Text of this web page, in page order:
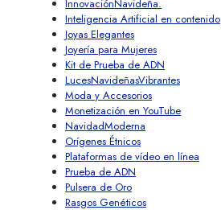
InnovaciónNavideña.
Inteligencia Artificial en contenido
Joyas Elegantes
Joyería para Mujeres
Kit de Prueba de ADN
LucesNavideñasVibrantes
Moda y Accesorios
Monetización en YouTube
NavidadModerna
Orígenes Étnicos
Plataformas de vídeo en línea
Prueba de ADN
Pulsera de Oro
Rasgos Genéticos